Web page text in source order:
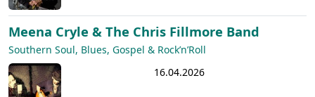
Meena Cryle & The Chris Fillmore Band
Southern Soul, Blues, Gospel & Rock’n’Roll
16.04.2026